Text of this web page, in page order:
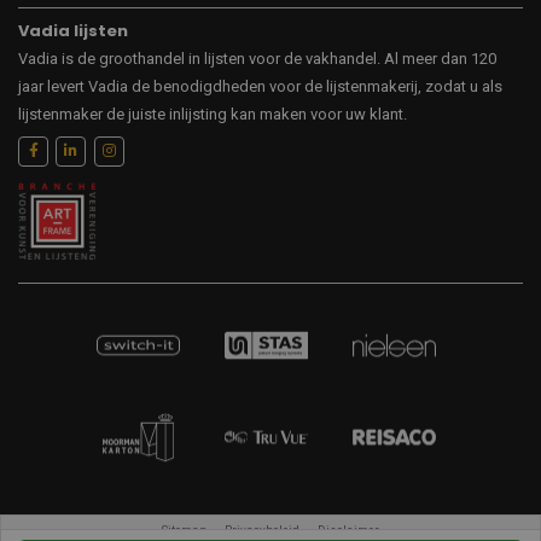
Vadia lijsten
Vadia is de groothandel in lijsten voor de vakhandel. Al meer dan 120
jaar levert Vadia de benodigdheden voor de lijstenmakerij, zodat u als
lijstenmaker de juiste inlijsting kan maken voor uw klant.
Sitemap Privacybeleid Disclaimer